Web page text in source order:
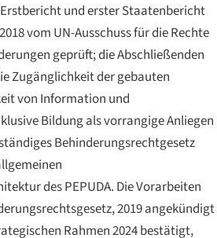
und erster Staatenbericht
vom UN-Ausschuss für die Rechte
geprüft; die Abschließenden
Zugänglichkeit der gebauten
von Information und
Bildung als vorrangige Anliegen
Behinderungsrechtgesetz
des PEPUDA. Die Vorarbeiten
2019 angekündigt
Rahmen 2024 bestätigt,